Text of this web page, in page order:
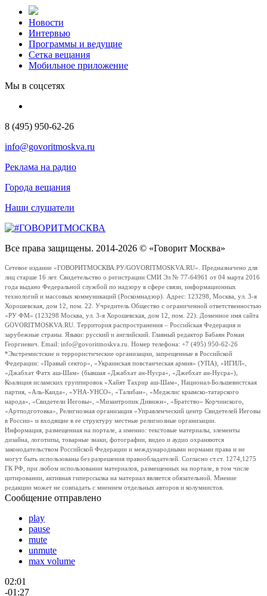
Новости
Интервью
Программы и ведущие
Сетка вещания
Мобильное приложение
Мы в соцсетях
8 (495) 950-62-26
info@govoritmoskva.ru
Реклама на радио
Города вещания
Наши слушатели
Все права защищены. 2014-2026 © «Говорит Москва»
Сетевое издание «ГОВОРИТМОСКВА.РУ/GOVORITMOSKVA.RU». Предназначено для
лиц старше 16 лет. Свидетельство о регистрации СМИ Эл № 77-64961 от 04 марта 2016
года выдано Федеральной службой по надзору в сфере связи, информационных
технологий и массовых коммуникаций (Роскомнадзор). Адрес: 123298, Москва, ул. 3-я
Хорошевская, дом 12, пом. 22. Учредитель Общество с ограниченной ответственностью
«РУ ФМ» (123298 Москва, ул. 3-я Хорошевская, дом 12, пом. 22). Доменное имя сайта
GOVORITMOSKVA.RU. Территория распространения – Российская Федерация и
зарубежные страны. Языки: русский и английский. Главный редактор Бабаян Роман
Георгиевич. Email: info@govoritmoskva.ru. Номер телефона: +7 (495) 950-62-26
*Экстремистские и террористические организации, запрещенные в Российской
Федерации: «Правый сектор», «Украинская повстанческая армия» (УПА), «ИГИЛ»,
«Джабхат Фатх аш-Шам» (бывшая «Джабхат ан-Нусра», «Джебхат ан-Нусра»),
Коалиция исламских группировок «Хайят Тахрир аш-Шам», Национал-Большевистская
партия, «Аль-Каида», «УНА-УНСО», «Талибан», «Меджлис крымско-татарского
народа», «Свидетели Иеговы», «Мизантропик Дивижн», «Братство» Корчинского,
«Артподготовка», Религиозная организация «Управленческий центр Свидетелей Иеговы
в России» и входящие в ее структуру местные религиозные организации.
Информация, размещенная на портале, а именно: текстовые материалы, элементы
дизайна, логотипы, товарные знаки, фотографии, видео и аудио охраняются
законодательством Российской Федерации и международными нормами права и не
могут быть использованы без разрешения правообладателей. Согласно ст.ст. 1274,1275
ГК РФ, при любом использовании материалов, размещенных на портале, в том числе
цитировании, активная гиперссылка на материал является обязательной. Мнение
редакции может не совпадать с мнением отдельных авторов и колумнистов.
Сообщение отправлено
play
pause
mute
unmute
max volume
02:01
-01:27